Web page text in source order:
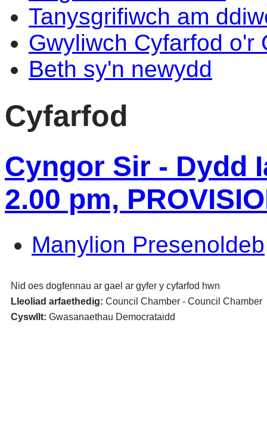
Tanysgrifiwch am
Gwyliwch Cyfarfod o'r
Beth sy'n newydd
Cyfarfod
Cyngor Sir - Dydd
2.00 pm,
Manylion Presenoldeb
Nid oes dogfennau ar gael ar gyfer y cyfarfod hwn
Lleoliad arfaethedig: Council Chamber - Council Chamber
Cyswllt: Gwasanaethau Democrataidd